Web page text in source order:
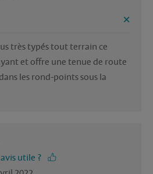
très typés tout terrain ce
et offre une tenue de route
les rond-points sous la
utile ?